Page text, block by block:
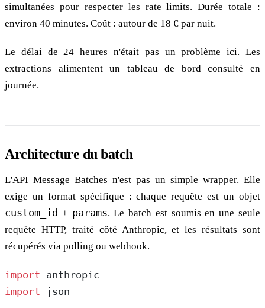
simultanées pour respecter les rate limits. Durée totale :
environ 40 minutes. Coût : autour de 18 € par nuit.
Le délai de 24 heures n'était pas un problème ici. Les
extractions alimentent un tableau de bord consulté en
journée.
Architecture du batch
L'API Message Batches n'est pas un simple wrapper. Elle
exige un format spécifique : chaque requête est un objet
custom_id + params. Le batch est soumis en une seule
requête HTTP, traité côté Anthropic, et les résultats sont
récupérés via polling ou webhook.
import anthropic
import json